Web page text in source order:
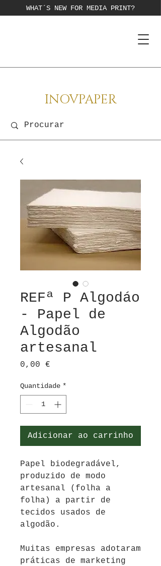
WHAT´S NEW FOR MEDIA PRINT?
INOVPAPER
REFª P Algodáo
- Papel de
Algodão
artesanal
0,00 €
Quantidade *
Adicionar ao carrinho
Papel biodegradável,
produzido de modo
artesanal (folha a
folha) a partir de
tecidos usados de
algodão.
Muitas empresas adotaram
práticas de marketing